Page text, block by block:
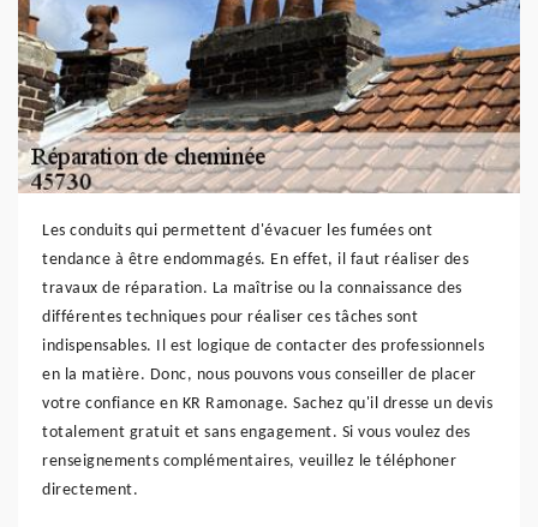
Les conduits qui permettent d'évacuer les fumées ont
tendance à être endommagés. En effet, il faut réaliser des
travaux de réparation. La maîtrise ou la connaissance des
différentes techniques pour réaliser ces tâches sont
indispensables. Il est logique de contacter des professionnels
en la matière. Donc, nous pouvons vous conseiller de placer
votre confiance en KR Ramonage. Sachez qu'il dresse un devis
totalement gratuit et sans engagement. Si vous voulez des
renseignements complémentaires, veuillez le téléphoner
directement.